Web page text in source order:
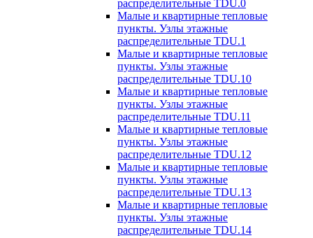
распределительные TDU.0
Малые и квартирные тепловые
пункты. Узлы этажные
распределительные TDU.1
Малые и квартирные тепловые
пункты. Узлы этажные
распределительные TDU.10
Малые и квартирные тепловые
пункты. Узлы этажные
распределительные TDU.11
Малые и квартирные тепловые
пункты. Узлы этажные
распределительные TDU.12
Малые и квартирные тепловые
пункты. Узлы этажные
распределительные TDU.13
Малые и квартирные тепловые
пункты. Узлы этажные
распределительные TDU.14